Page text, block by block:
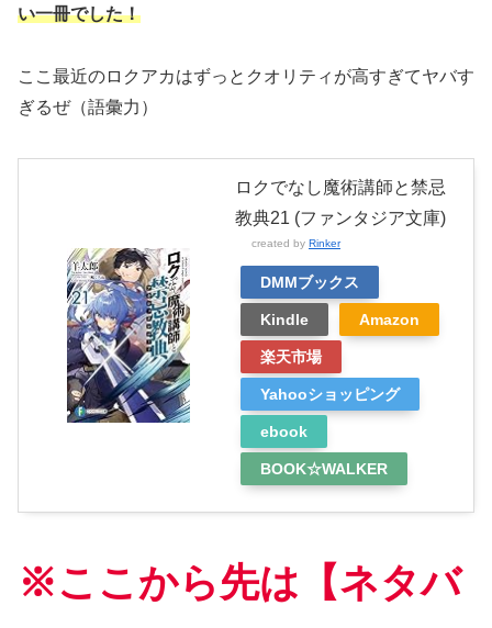
い一冊でした！
ここ最近のロクアカはずっとクオリティが高すぎてヤバす
ぎるぜ（語彙力）
ロクでなし魔術講師と禁忌
教典21 (ファンタジア文庫)
created by Rinker
DMMブックス
Kindle Amazon
楽天市場
Yahooショッピング
ebook
BOOK☆WALKER
※ここから先は【ネタバ